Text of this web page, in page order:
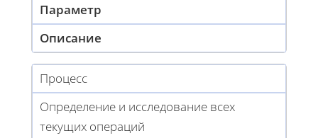
Параметр
Описание
Процесс
Определение и исследование всех
текущих операций